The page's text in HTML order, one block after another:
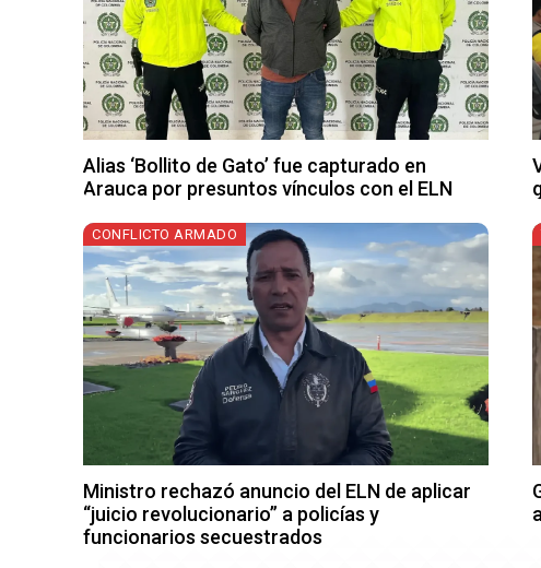
Alias ‘Bollito de Gato’ fue capturado en
Arauca por presuntos vínculos con el ELN
CONFLICTO ARMADO
Ministro rechazó anuncio del ELN de aplicar
“juicio revolucionario” a policías y
funcionarios secuestrados